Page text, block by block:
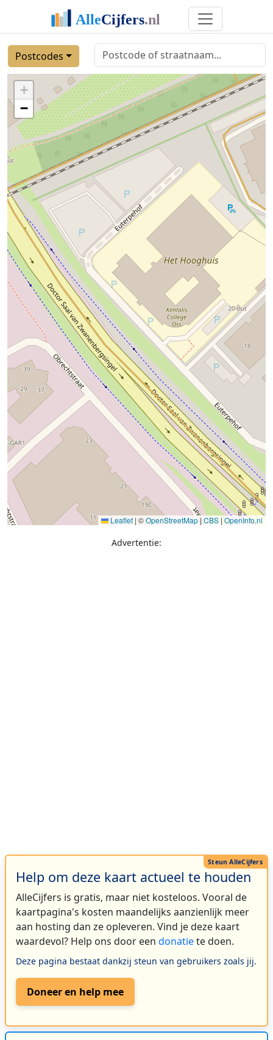
Postcodes
+
−
Leaflet | ©OpenStreetMap|CBS | OpenInfo.nl
Advertentie:
Help om deze kaart actueel te houden
AlleCijfers is gratis, maar niet kosteloos. Vooral de
kaartpagina's kosten maandelijks aanzienlijk meer
aan hosting dan ze opleveren. Vind je deze kaart
waardevol? Help ons door een donatiete doen.
Deze pagina bestaat dankzij steun van gebruikers zoals jij.
Doneer en help mee